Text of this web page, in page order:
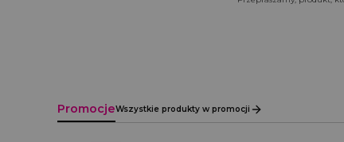
PromocjeWszystkie produkty w promocji